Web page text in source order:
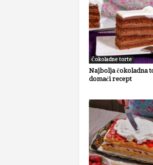
Čokoladne torte
Najbolja čokoladna
domaći recept